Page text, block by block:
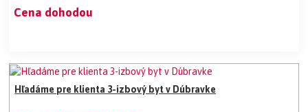
Cena dohodou
Hľadáme pre klienta 3-izbový byt v Dúbravke